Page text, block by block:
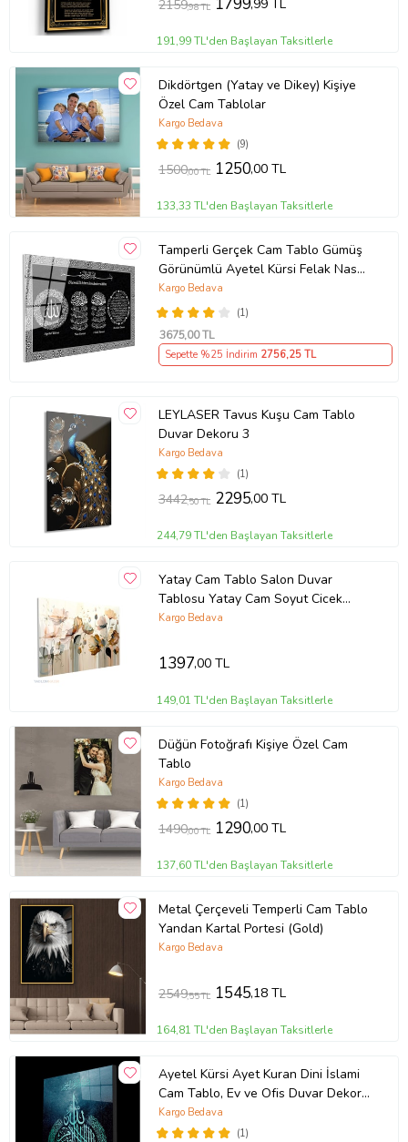
2159,98 TL ,99 TL
191,99 TL'den Başlayan Taksitlerle
Dikdörtgen (Yatay ve Dikey) Kişiye
Özel Cam Tablolar
(9)
Kargo Bedava
1500,00 TL 1250,00 TL
133,33 TL'den Başlayan Taksitlerle
Tamperli Gerçek Cam Tablo Gümüş
Görünümlü Ayetel Kürsi Felak Nas
Suresi Bereket Duası İslami Tablo
(1)
Kargo Bedava
3675,00 TL
Sepette %25 İndirim 2756,25 TL
LEYLASER Tavus Kuşu Cam Tablo
Duvar Dekoru 3
(1)
Kargo Bedava
3442,50 TL 2295,00 TL
244,79 TL'den Başlayan Taksitlerle
Yatay Cam Tablo Salon Duvar
Tablosu Yatay Cam Soyut Cicek
Cizim Yeni Ev Hediyesi Ofis Tablosu
Kargo Bedava
1397,00 TL
149,01 TL'den Başlayan Taksitlerle
Düğün Fotoğrafı Kişiye Özel Cam
Tablo
(1)
Kargo Bedava
1490,00 TL 1290,00 TL
137,60 TL'den Başlayan Taksitlerle
Metal Çerçeveli Temperli Cam Tablo
Yandan Kartal Portesi (Gold)
Kargo Bedava
2549,55 TL 1545,18 TL
164,81 TL'den Başlayan Taksitlerle
Ayetel Kürsi Ayet Kuran Dini İslami
Cam Tablo, Ev ve Ofis Duvar Dekoru,
Hediyelik Büyük Cam Tablo
(1)
Kargo Bedava